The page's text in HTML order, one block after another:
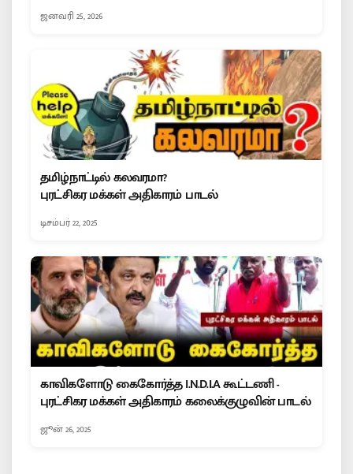
ஜனவரி 25, 2026
தமிழ்நாட்டில் கலவரமா?
புரட்சிகர மக்கள் அதிகாரம் பாடல்
டிசம்பர் 22, 2025
காவிகளோடு கைகோர்த்த I.N.D.I.A கூட்டணி -
புரட்சிகர மக்கள் அதிகாரம் கலைக்குழுவின் பாடல்
ஜூன் 26, 2025